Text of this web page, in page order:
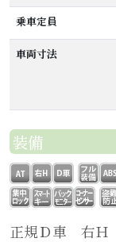
乗車定員
車両寸法
装備
正規Ｄ車 右Ｈ